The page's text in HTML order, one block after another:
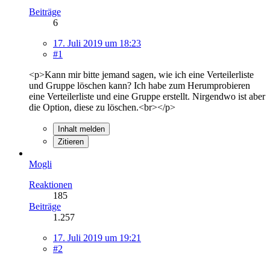
Beiträge
6
17. Juli 2019 um 18:23
#1
<p>Kann mir bitte jemand sagen, wie ich eine Verteilerliste
und Gruppe löschen kann? Ich habe zum Herumprobieren
eine Verteilerliste und eine Gruppe erstellt. Nirgendwo ist aber
die Option, diese zu löschen.<br></p>
Inhalt melden
Zitieren
Mogli
Reaktionen
185
Beiträge
1.257
17. Juli 2019 um 19:21
#2